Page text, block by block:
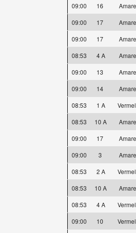
09:00
16
09:00
17
09:00
17
08:53
4 A
09:00
13
09:00
14
08:53
1 A
08:53
10 A
09:00
17
09:00
3
08:53
2 A
08:53
10 A
08:53
4 A
09:00
10